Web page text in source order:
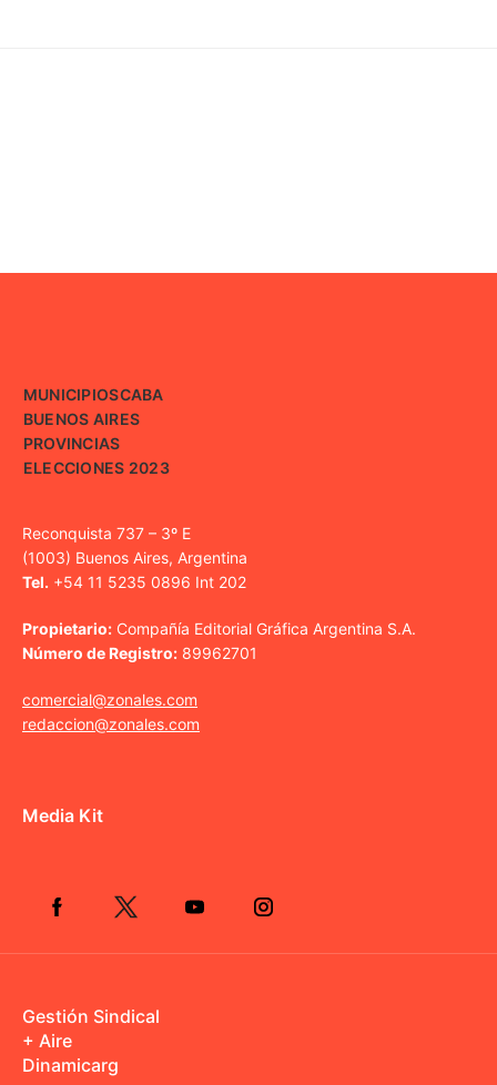
MUNICIPIOSCABA
BUENOS AIRES
PROVINCIAS
ELECCIONES 2023
Reconquista 737 – 3º E
(1003) Buenos Aires, Argentina
Tel. +54 11 5235 0896 Int 202
Propietario: Compañía Editorial Gráfica Argentina S.A.
Número de Registro: 89962701
comercial@zonales.com
redaccion@zonales.com
Media Kit
Gestión Sindical
+ Aire
Dinamicarg